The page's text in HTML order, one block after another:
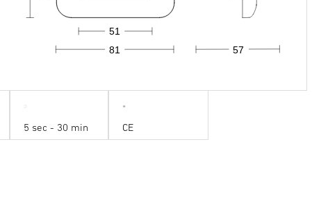
81
51
57
5 sec - 30 min CE